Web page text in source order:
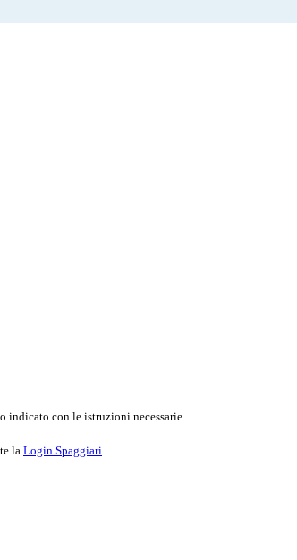
indicato con le istruzioni necessarie.
la Login Spaggiari